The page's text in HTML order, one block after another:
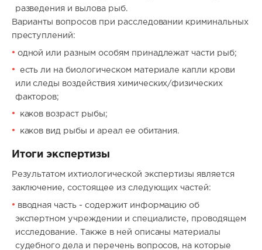
разведения и вылова рыб.
Варианты вопросов при расследовании криминальных
преступлений:
одной или разным особям принадлежат части рыб;
есть ли на биологическом материале капли крови
или следы воздействия химических/физических
факторов;
каков возраст рыбы;
каков вид рыбы и ареал ее обитания.
Итоги экспертизы
Результатом ихтиологической экспертизы является
заключение, состоящее из следующих частей:
вводная часть - содержит информацию об
экспертном учреждении и специалисте, проводящем
исследование. Также в ней описаны материалы
судебного дела и перечень вопросов, на которые